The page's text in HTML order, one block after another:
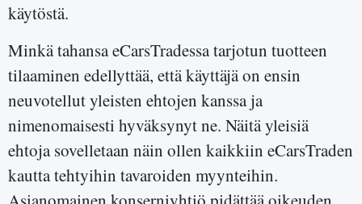
käytöstä.
Minkä tahansa eCarsTradessa tarjotun tuotteen
tilaaminen edellyttää, että käyttäjä on ensin
neuvotellut yleisten ehtojen kanssa ja
nimenomaisesti hyväksynyt ne. Näitä yleisiä
ehtoja sovelletaan näin ollen kaikkiin eCarsTraden
kautta tehtyihin tavaroiden myynteihin.